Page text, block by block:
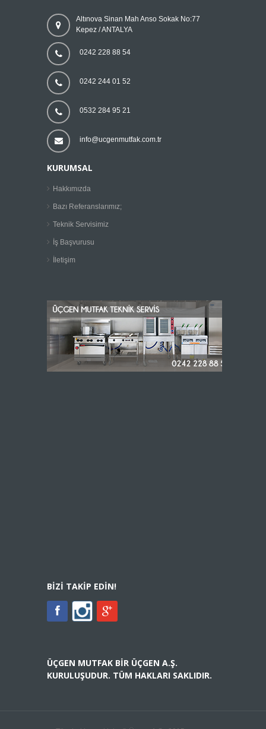
Altınova Sinan Mah Anso Sokak No:77
Kepez / ANTALYA
0242 228 88 54
0242 244 01 52
0532 284 95 21
info@ucgenmutfak.com.tr
KURUMSAL
Hakkımızda
Bazı Referanslarımız;
Teknik Servisimiz
İş Başvurusu
İletişim
BIZI TAKIP EDIN!
ÜÇGEN MUTFAK BIR ÜÇGEN A.Ş.
KURULUŞUDUR. TÜM HAKLARI SAKLIDIR.